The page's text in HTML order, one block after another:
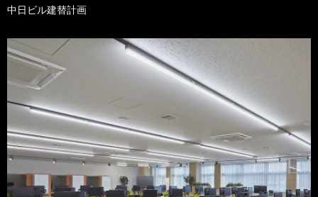
中日ビル建替計画